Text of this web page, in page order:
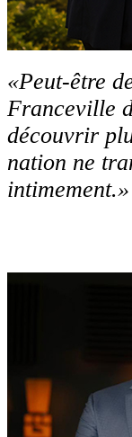
«Peut-être
Franceville
découvrir
nation ne